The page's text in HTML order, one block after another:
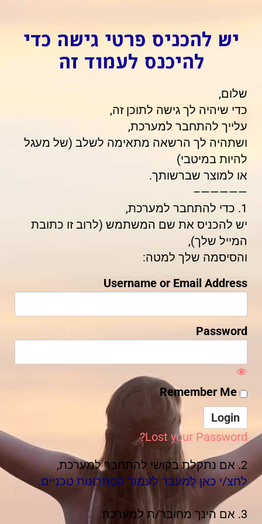
יש להכניס פרטי גישה כדי
להיכנס לעמוד זה
שלום,
כדי שיהיה לך גישה לתוכן זה,
עלייך להתחבר למערכת,
ושתהיה לך הרשאה מתאימה לשלב (של מעגל
להיות במיטבי)
או למוצר שברשותך.
—————–
1. כדי להתחבר למערכת,
יש להכניס את שם המשתמש (לרוב זו כתובת
המייל שלך),
והסיסמה שלך למטה:
Username or Email Address
Password
Lost your Password?
2. אם נתקלת בקושי להתחבר למערכת,
לחצ/י כאן למעבר לעמוד הפתרונות טכניים.
3. אם הינך מחובר/ת למערכת